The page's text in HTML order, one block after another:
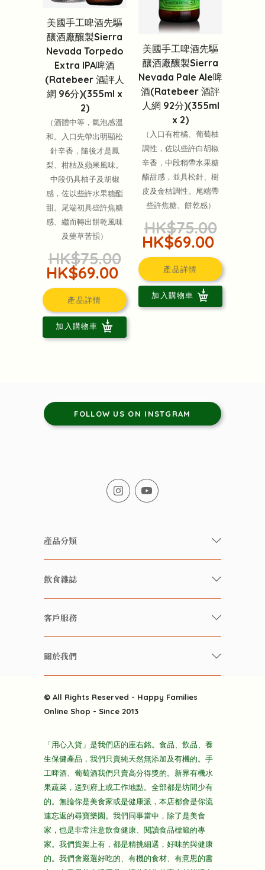
美國手工啤酒先驅
釀酒廠釀製Sierra
Nevada Torpedo
Extra IPA啤酒
(Ratebeer 酒評人
網 96分)(355ml x
2)
（酒體中等，氣泡感溫
和。入口先帶出明顯松
針辛香，隨後才是鳳
梨、柑桔及蘋果風味。
中段仍具柚子及胡椒
感，佐以些許水果糖酯
甜。尾端初具些許焦糖
感、繼而轉出餅乾風味
及藥草苦韻）
HK$75.00
HK$69.00
產品詳情
加入購物車
美國手工啤酒先驅
釀酒廠釀製Sierra
Nevada Pale Ale啤
酒(Ratebeer 酒評
人網 92分)(355ml
x 2)
（入口有柑橘、葡萄柚
調性，佐以些許白胡椒
辛香，中段稍帶水果糖
酯甜感，並具松針、樹
皮及金桔調性。尾端帶
些許焦糖、餅乾感）
HK$75.00
HK$69.00
產品詳情
加入購物車
FOLLOW US ON INSTGRAM
產品分類
有機/無農藥新鮮蔬果
有機 / 無添加飲品
養生保健好東西
酒類
雜貨部
折上折大特價
主頁
飲食雜誌
快樂家庭 飲食雜誌
雲南搜食記
粒粒皆辛苦
快樂電視台
客戶服務
常見問題
關於我們
送貨
隱私政策
© All Rights Reserved - Happy Families
Online Shop - Since 2013
「用心入貨」是我們店的座右銘。食品、飲品、養
生保健產品，我們只賣純天然無添加及有機的。手
工啤酒、葡萄酒我們只賣高分得獎的。新界有機水
果蔬菜，送到府上或工作地點。全部都是坊間少有
的。無論你是美食家或是健康派，本店都會是你流
連忘返的尋寶樂園。我們同事當中，除了是美食
家，也是非常注意飲食健康、閱讀食品標籤的專
家。我們貨架上有，都是精挑細選，好味的與健康
的。我們會嚴選好吃的、有機的食材、有意思的書